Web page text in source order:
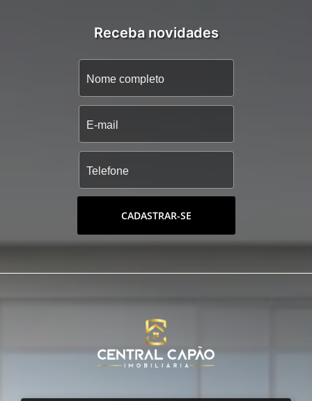
Receba novidades
CADASTRAR-SE